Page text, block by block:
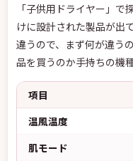
「子供用ドライヤー」
けに設計された製品が出
違うので、まず何が違う
品を買うのか手持ちの機
項目
温風温度
肌モード